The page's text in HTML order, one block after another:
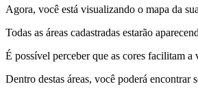
Agora, você está visualizando o mapa da
Todas as áreas cadastradas estarão
É possível perceber que as cores facilitam
Dentro destas áreas, você poderá encontrar